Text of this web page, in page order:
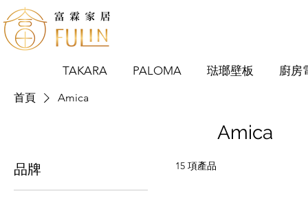
TAKARA PALOMA 琺瑯壁板 廚房
首頁 Amica
Amica
品牌 15 項產品